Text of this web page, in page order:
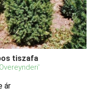
tiszafa
ár